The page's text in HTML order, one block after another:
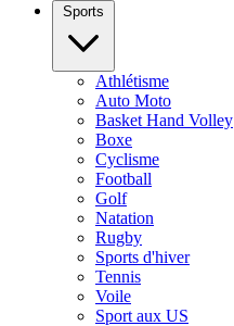
Sports
Athlétisme
Auto Moto
Basket Hand Volley
Boxe
Cyclisme
Football
Golf
Natation
Rugby
Sports d'hiver
Tennis
Voile
Sport aux US